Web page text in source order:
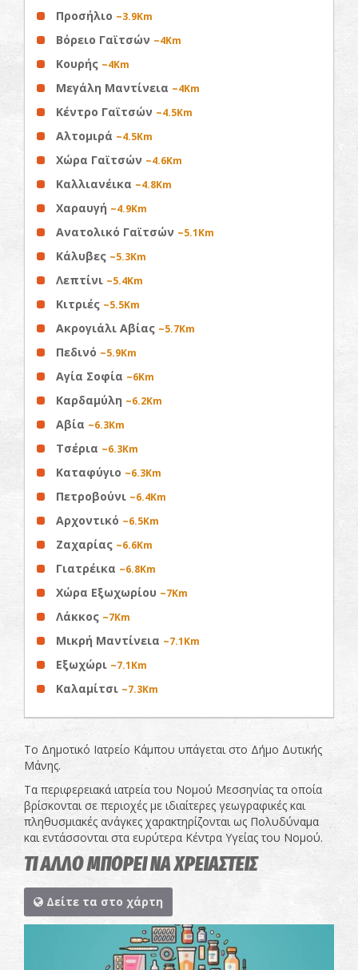
Προσήλιο ~3.9Km
Βόρειο Γαϊτσών ~4Km
Κουρής ~4Km
Μεγάλη Μαντίνεια ~4Km
Κέντρο Γαϊτσών ~4.5Km
Αλτομιρά ~4.5Km
Χώρα Γαϊτσών ~4.6Km
Καλλιανέικα ~4.8Km
Χαραυγή ~4.9Km
Ανατολικό Γαϊτσών ~5.1Km
Κάλυβες ~5.3Km
Λεπτίνι ~5.4Km
Κιτριές ~5.5Km
Ακρογιάλι Αβίας ~5.7Km
Πεδινό ~5.9Km
Αγία Σοφία ~6Km
Καρδαμύλη ~6.2Km
Αβία ~6.3Km
Τσέρια ~6.3Km
Καταφύγιο ~6.3Km
Πετροβούνι ~6.4Km
Αρχοντικό ~6.5Km
Ζαχαρίας ~6.6Km
Γιατρέικα ~6.8Km
Χώρα Εξωχωρίου ~7Km
Λάκκος ~7Km
Μικρή Μαντίνεια ~7.1Km
Εξωχώρι ~7.1Km
Καλαμίτσι ~7.3Km
Το Δημοτικό Ιατρείο Κάμπου υπάγεται στο Δήμο Δυτικής
Μάνης.
Τα περιφερειακά ιατρεία του Νομού Μεσσηνίας τα οποία
βρίσκονται σε περιοχές με ιδιαίτερες γεωγραφικές και
πληθυσμιακές ανάγκες χαρακτηρίζονται ως Πολυδύναμα
και εντάσσονται στα ευρύτερα Κέντρα Υγείας του Νομού.
ΤΙ ΑΛΛΟ ΜΠΟΡΕΙ ΝΑ ΧΡΕΙΑΣΤΕΙΣ
Δείτε τα στο χάρτη